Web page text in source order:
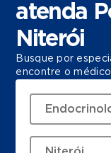
atenda
Niterói
Busque por
encontre o